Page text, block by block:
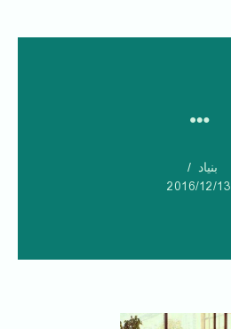
…
بنیاد
2016/12/13